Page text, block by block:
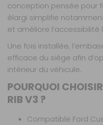
conception pensée pour
élargi simplifie
et améliore
Une fois installée,
efficace du siège afin
intérieur du véhicule.
POURQUOI
RIB V3 ?
Compatible Ford